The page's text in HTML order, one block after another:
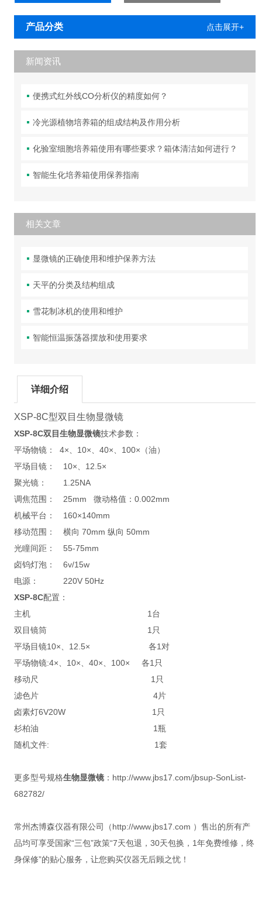
产品分类 点击展开+
新闻资讯
便携式红外线CO分析仪的精度如何？
冷光源植物培养箱的组成结构及作用分析
化验室细胞培养箱使用有哪些要求？箱体清洁如何进行？
智能生化培养箱使用保养指南
相关文章
显微镜的正确使用和维护保养方法
天平的分类及结构组成
雪花制冰机的使用和维护
智能恒温振荡器摆放和使用要求
详细介绍
XSP-8C型双目生物显微镜
XSP-8C双目生物显微镜技术参数：
平场物镜： 4×、10×、40×、100×（油）
平场目镜： 10×、12.5×
聚光镜： 1.25NA
调焦范围： 25mm 微动格值：0.002mm
机械平台： 160×140mm
移动范围： 横向 70mm 纵向 50mm
光瞳间距： 55-75mm
卤钨灯泡： 6v/15w
电源： 220V 50Hz
XSP-8C配置：
主机 1台
双目镜筒 1只
平场目镜10×、12.5× 各1对
平场物镜:4×、10×、40×、100× 各1只
移动尺 1只
滤色片 4片
卤素灯6V20W 1只
杉柏油 1瓶
随机文件: 1套
更多型号规格生物显微镜：http://www.jbs17.com/jbsup-SonList-
682782/
常州杰博森仪器有限公司（http://www.jbs17.com ）售出的所有产
品均可享受国家“三包”政策“7天包退，30天包换，1年免费维修，终
身保修”的贴心服务，让您购买仪器无后顾之忧！